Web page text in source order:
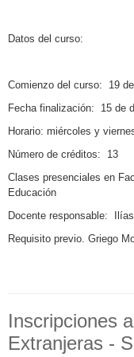
Datos del curso:
Comienzo del curso: 19
Fecha finalización: 15 de
Horario: miércoles y
Número de créditos: 13
Clases presenciales en
Educación
Docente responsable:
Requisito previo. Griego
Inscripciones
Extranjeras -